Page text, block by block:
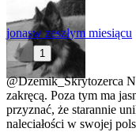
jonasw zeszłym miesiącu
1
@Dzemik_Skrytozerca
zakręcą. Poza tym ma
przyznać, że starannie
naleciałości w swojej